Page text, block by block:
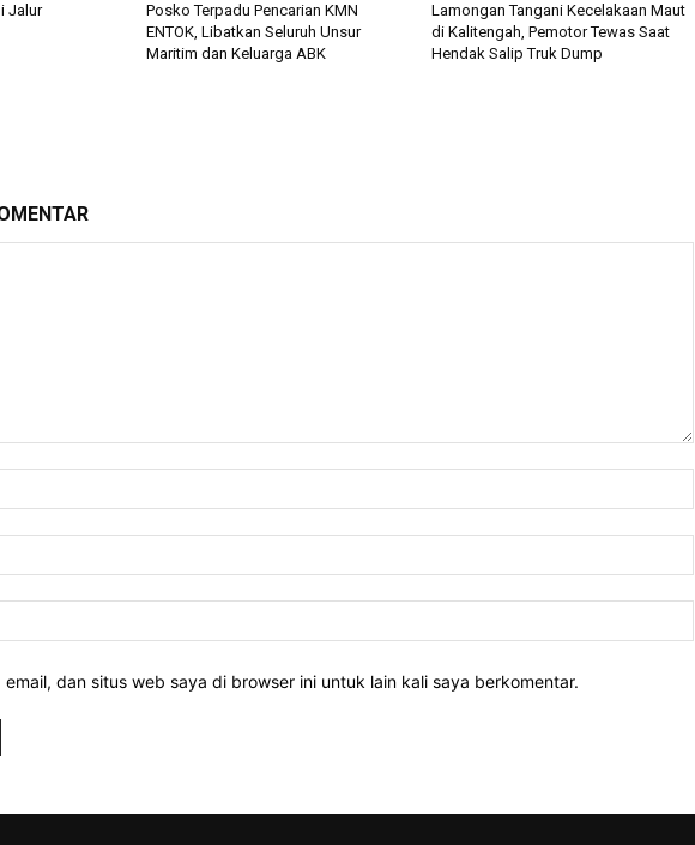
Jalur
Posko Terpadu Pencarian KMN
ENTOK, Libatkan Seluruh Unsur
Maritim dan Keluarga ABK
Lamongan Tangani Kecelakaan Maut
di Kalitengah, Pemotor Tewas Saat
Hendak Salip Truk Dump
email, dan situs web saya di browser ini untuk lain kali saya berkomentar.